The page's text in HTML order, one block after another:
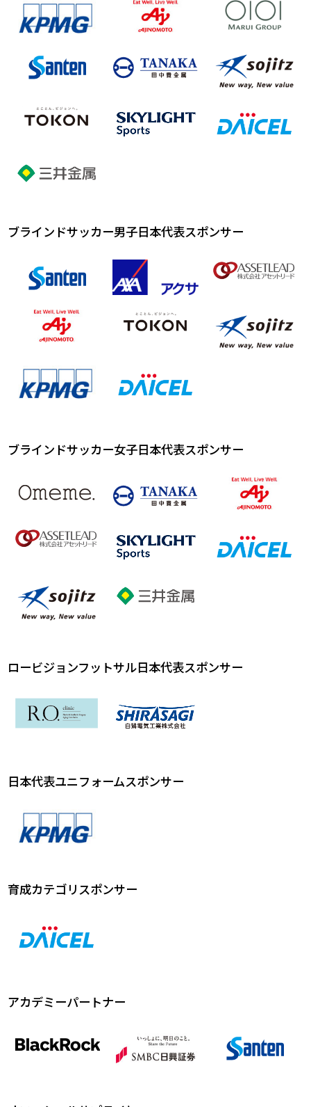
ブラインドサッカー男子日本代表スポンサー
ブラインドサッカー女子日本代表スポンサー
ロービジョンフットサル日本代表スポンサー
日本代表ユニフォームスポンサー
育成カテゴリスポンサー
アカデミーパートナー